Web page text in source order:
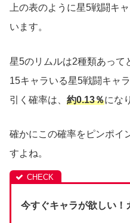
上の表のように星5戦闘キ
います。
星5のリムルは2種類あって
15キャラいる星5戦闘キャ
引く確率は、 約0.13％にな
確かにこの確率をピンポイ
すよね。
今すぐキャラが欲しい！